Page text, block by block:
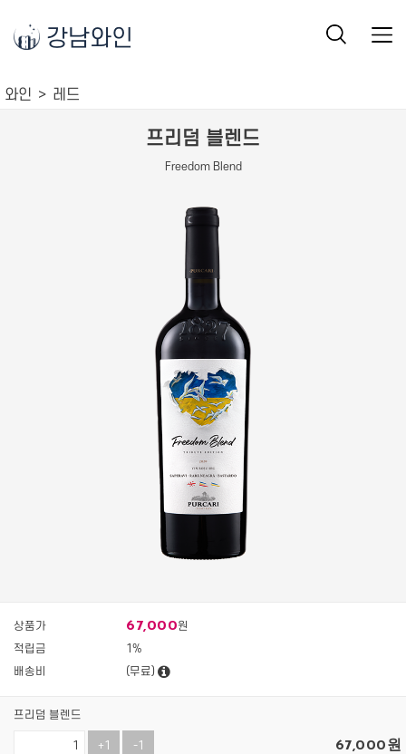
강남와인
와인 레드
프리덤 블렌드
Freedom Blend
상품가 67,000원
적립금
1%
배송비
(무료)
프리덤 블렌드
+1 -1 67,000원